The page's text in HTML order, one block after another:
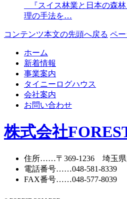
『スイス林業と日本の森
理の手法を…
コンテンツ本文の先頭へ戻る ペ
ホーム
新着情報
事業案内
タイニーログハウス
会社案内
お問い合わせ
株式会社
住所……〒369-1236 埼玉県
電話番号……048-581-8339
FAX番号……048-577-8039